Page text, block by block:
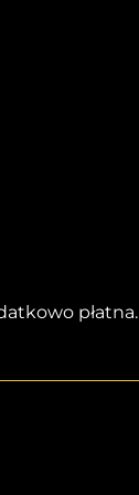
płatna.